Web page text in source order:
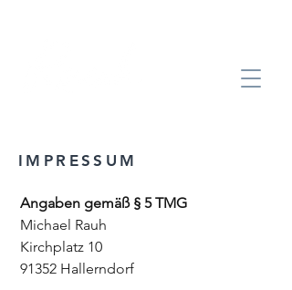
IMPRESSUM
Angaben gemäß § 5 TMG
Michael Rauh
Kirchplatz 10
91352 Hallerndorf